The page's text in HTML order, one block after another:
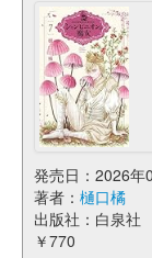
発売日：2026年
著者： 樋口橘
出版社：白泉社
￥770